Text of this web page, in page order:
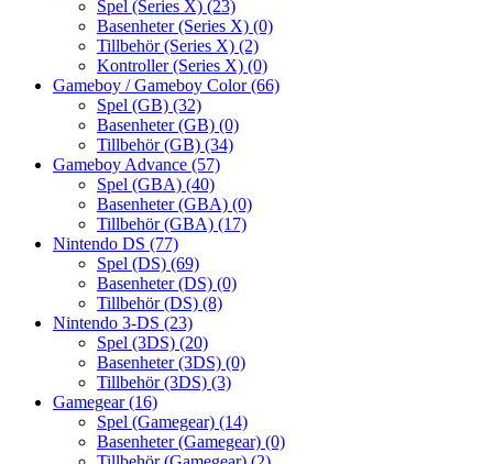
Spel (Series X) (23)
Basenheter (Series X) (0)
Tillbehör (Series X) (2)
Kontroller (Series X) (0)
Gameboy / Gameboy Color(66)
Spel (GB) (32)
Basenheter (GB) (0)
Tillbehör (GB) (34)
Gameboy Advance (57)
Spel (GBA) (40)
Basenheter (GBA) (0)
Tillbehör (GBA) (17)
Nintendo DS (77)
Spel (DS) (69)
Basenheter (DS) (0)
Tillbehör (DS) (8)
Nintendo 3-DS (23)
Spel (3DS) (20)
Basenheter (3DS) (0)
Tillbehör (3DS) (3)
Gamegear(16)
Spel (Gamegear) (14)
Basenheter (Gamegear) (0)